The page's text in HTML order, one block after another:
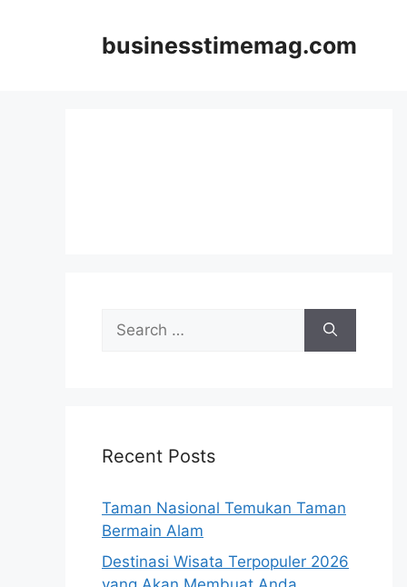
businesstimemag.com
Search
for:
Recent Posts
Taman Nasional Temukan Taman
Bermain Alam
Destinasi Wisata Terpopuler 2026